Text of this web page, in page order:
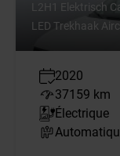
L2H1 Elektrisch
LED Trekhaak
2020
37159 km
Électrique